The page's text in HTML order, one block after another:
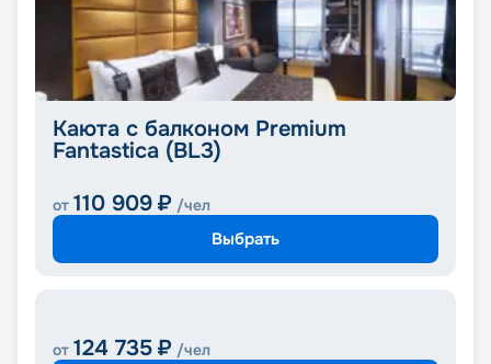
Каюта с балконом Premium
Fantastica (BL3)
от 110 909 ₽ /чел
Выбрать
от 124 735 ₽ /чел